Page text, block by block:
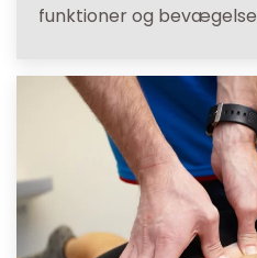
funktioner og